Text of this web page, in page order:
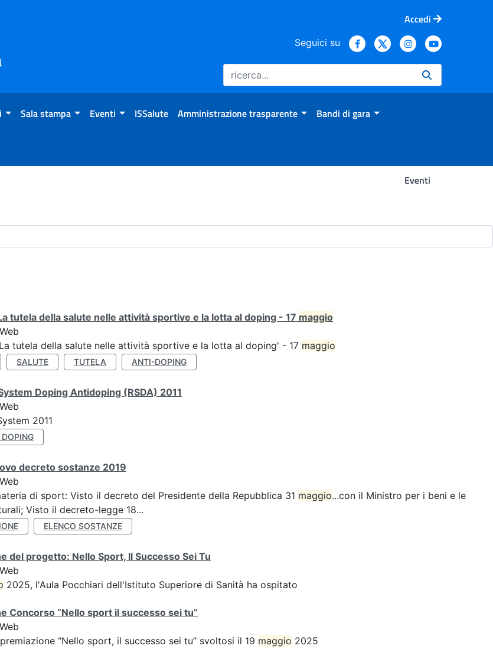
Accedi
Seguici su
Sala stampa Eventi ISSalute Amministrazione trasparente Bandi di gara
Eventi
tutela della salute nelle attività sportive e la lotta al doping - 17 maggio
tutela della salute nelle attività sportive e la lotta al doping' - 17 maggio
SALUTE TUTELA ANTI-DOPING
Doping Antidoping (RSDA) 2011
2011
decreto sostanze 2019
di sport: Visto il decreto del Presidente della Repubblica 31 maggio...con il Ministro per i beni e le
Visto il decreto-legge 18...
ELENCO SOSTANZE
del progetto: Nello Sport, Il Successo Sei Tu
2025, l'Aula Pocchiari dell'Istituto Superiore di Sanità ha ospitato
Concorso “Nello sport il successo sei tu”
premiazione “Nello sport, il successo sei tu” svoltosi il 19 maggio 2025